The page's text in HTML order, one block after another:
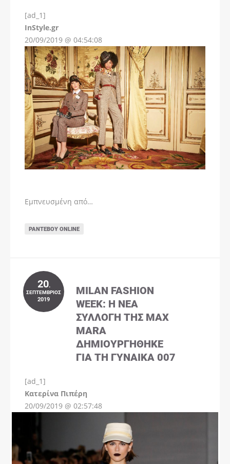
[ad_1]
InStyle.gr
20/09/2019 @ 04:54:08
Εμπνευσμένη από…
ΡΑΝΤΕΒΟΎ ONLINE
20.
ΣΕΠΤΈΜΒΡΙΟΣ
2019
MILAN FASHION
WEEK: Η ΝΈΑ
ΣΥΛΛΟΓΉ ΤΗΣ MAX
MARA
ΔΗΜΙΟΥΡΓΉΘΗΚΕ
ΓΙΑ ΤΗ ΓΥΝΑΊΚΑ 007
[ad_1]
Kατερίνα Πιπέρη
20/09/2019 @ 02:57:48